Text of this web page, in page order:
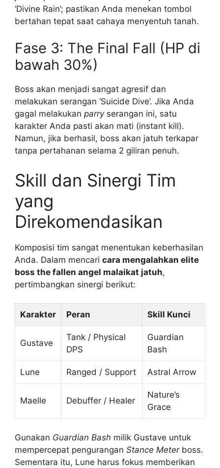
‘Divine Rain’; pastikan Anda menekan tombol
bertahan tepat saat cahaya menyentuh tanah.
Fase 3: The Final Fall (HP di
bawah 30%)
Boss akan menjadi sangat agresif dan
melakukan serangan ‘Suicide Dive’. Jika Anda
gagal melakukan parryserangan ini, satu
karakter Anda pasti akan mati (instant kill).
Namun, jika berhasil, boss akan jatuh terkapar
tanpa pertahanan selama 2 giliran penuh.
Skill dan Sinergi Tim
yang
Direkomendasikan
Komposisi tim sangat menentukan keberhasilan
Anda. Dalam mencari cara mengalahkan elite
boss the fallen angel malaikat jatuh,
pertimbangkan sinergi berikut:
Karakter Peran Skill Kunci
Gustave
Tank / Physical
DPS
Guardian
Bash
Lune Ranged / Support Astral Arrow
Maelle Debuffer / Healer
Nature’s
Grace
Gunakan Guardian Bash milik Gustave untuk
mempercepat pengurangan Stance Meterboss.
Sementara itu, Lune harus fokus memberikan